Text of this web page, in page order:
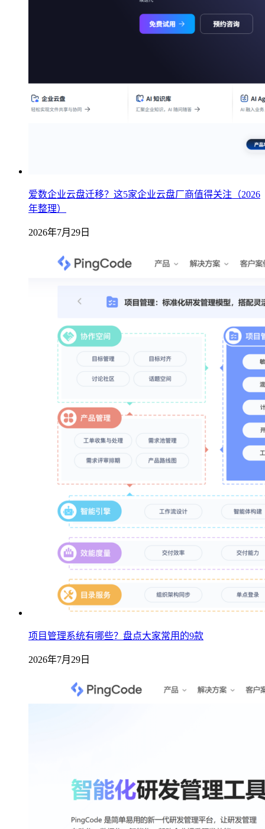
爱数企业云盘迁移？这5家企业云盘厂商值得关注（2026
年整理）
2026年7月29日
项目管理系统有哪些？盘点大家常用的9款
2026年7月29日